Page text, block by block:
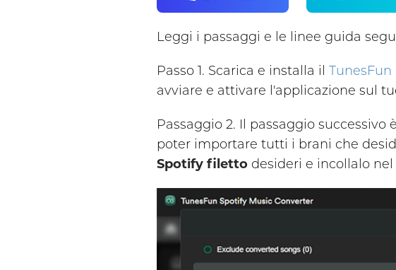
Leggi i passaggi e le linee guida
Passo 1. Scarica e installa il
avviare e attivare l'applicazione sul
Passaggio 2. Il passaggio
poter importare tutti i brani che
Spotify filetto desideri e incollalo